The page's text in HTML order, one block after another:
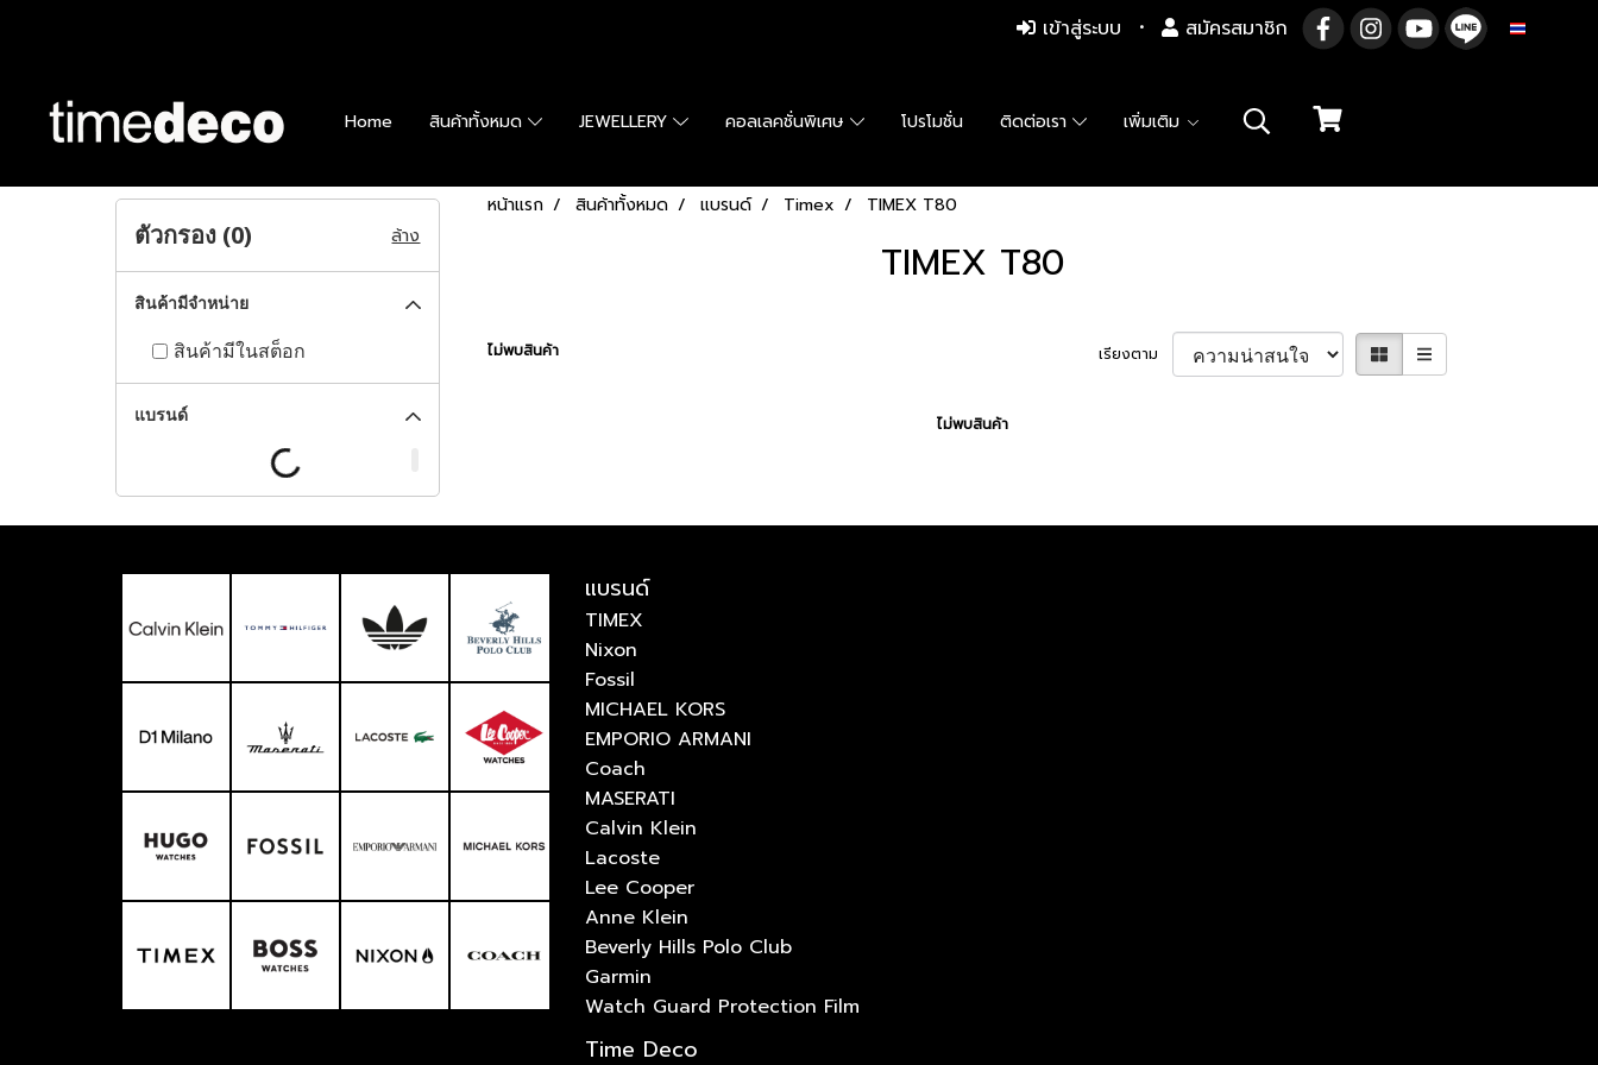
เข้าสู่ระบบ สมัครสมาชิก
Home สินค้าทั้งหมด JEWELLERY คอลเลคชั่นพิเศษ โปรโมชั่น ติดต่อเรา เพิ่มเติม
หน้าแรก สินค้าทั้งหมด แบรนด์ Timex TIMEX T80
TIMEX T80
ไม่พบสินค้า เรียงตาม
ไม่พบสินค้า
ตัวกรอง (0) ล้าง
สินค้ามีจำหน่าย
สินค้ามีในสต็อก
แบรนด์
แบรนด์
TIMEX
Nixon
Fossil
MICHAEL KORS
EMPORIO ARMANI
Coach
MASERATI
Calvin Klein
Lacoste
Lee Cooper
Anne Klein
Beverly Hills Polo Club
Garmin
Watch Guard Protection Film
Time Deco